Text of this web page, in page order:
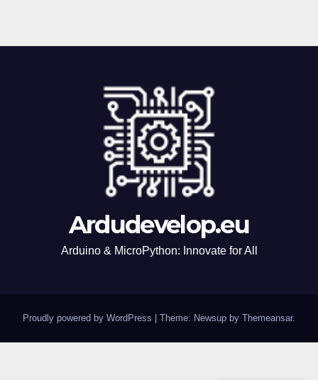
Ardudevelop.eu
Arduino & MicroPython: Innovate for All
Proudly powered by WordPress Theme: Newsup by Themeansar.